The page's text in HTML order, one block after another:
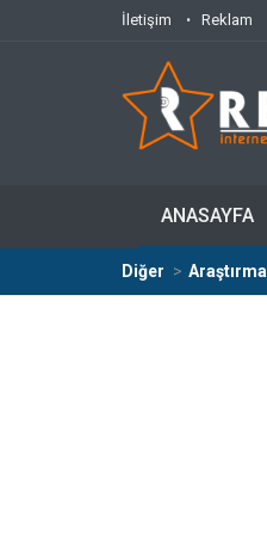
İletişim Reklam
ANASAYFA
Diğer Araştırma